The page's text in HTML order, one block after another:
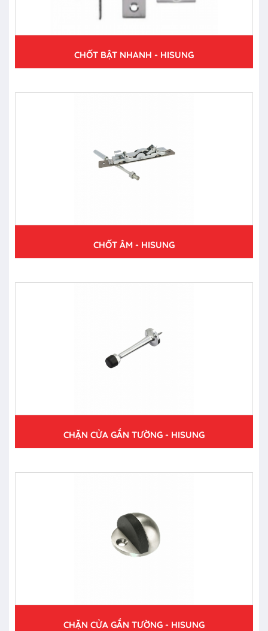
CHỐT BẬT NHANH - HISUNG
CHỐT ÂM - HISUNG
CHẶN CỬA GẮN TƯỜNG - HISUNG
CHẶN CỬA GẮN TƯỜNG - HISUNG